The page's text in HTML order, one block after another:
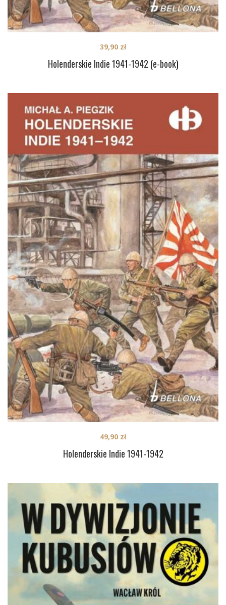
Holenderskie Indie 1941-1942 (e-book)
39,90 zł
Holenderskie Indie 1941-1942
49,90 zł